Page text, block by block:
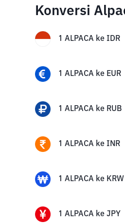
Konversi
1 ALPACA ke IDR
1 ALPACA ke EUR
1 ALPACA ke RUB
1 ALPACA ke INR
1 ALPACA ke KRW
1 ALPACA ke JPY